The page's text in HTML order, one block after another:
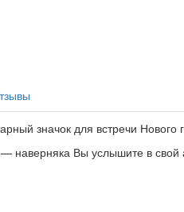
значок для встречи Нового
наверняка Вы услышите в свой